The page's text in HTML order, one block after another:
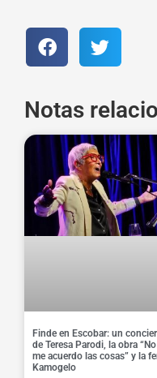
Notas
Finde en Escobar: un
de Teresa Parodi, la obra “No
me acuerdo las cosas” y la
Kamogelo